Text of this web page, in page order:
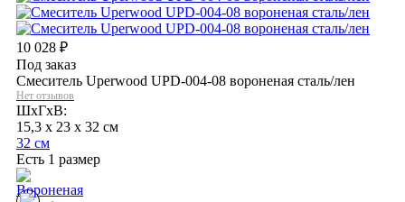
10 028 ₽
Под заказ
Смеситель Uperwood UPD-004-08 вороненая сталь/лен
Нет отзывов
ШхГхВ:
15,3 x 23 x 32 см
32 см
Есть 1 размер